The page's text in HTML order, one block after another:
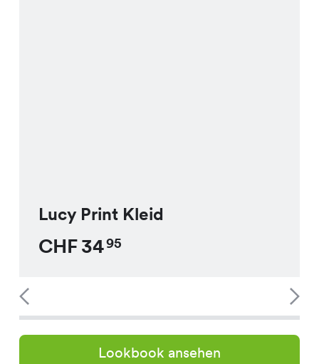
Lucy Print Kleid
CHF3495
Lookbook ansehen